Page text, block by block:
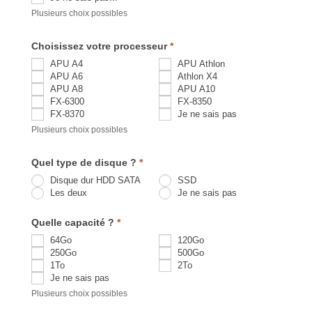
Plusieurs choix possibles
Choisissez votre processeur*
APU A4
APU Athlon
APU A6
Athlon X4
APU A8
APU A10
FX-6300
FX-8350
FX-8370
Je ne sais pas
Plusieurs choix possibles
Quel type de disque ? *
Disque dur HDD SATA
SSD
Les deux
Je ne sais pas
Quelle capacité ? *
64Go
120Go
250Go
500Go
1To
2To
Je ne sais pas
Plusieurs choix possibles